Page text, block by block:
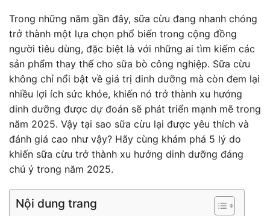
Trong những năm gần đây, sữa cừu đang nhanh chóng
trở thành một lựa chọn phổ biến trong cộng đồng
người tiêu dùng, đặc biệt là với những ai tìm kiếm các
sản phẩm thay thế cho sữa bò công nghiệp. Sữa cừu
không chỉ nổi bật về giá trị dinh dưỡng mà còn đem lại
nhiều lợi ích sức khỏe, khiến nó trở thành xu hướng
dinh dưỡng được dự đoán sẽ phát triển mạnh mẽ trong
năm 2025. Vậy tại sao sữa cừu lại được yêu thích và
đánh giá cao như vậy? Hãy cùng khám phá 5 lý do
khiến sữa cừu trở thành xu hướng dinh dưỡng đáng
chú ý trong năm 2025.
Nội dung trang